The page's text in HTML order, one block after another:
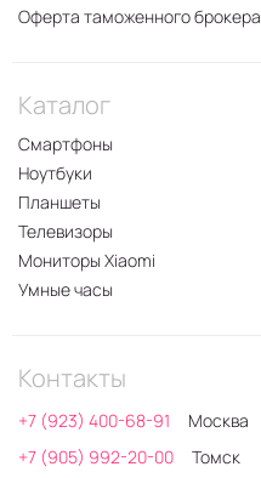
Оферта таможенного брокера
Каталог
Смартфоны
Ноутбуки
Планшеты
Телевизоры
Мониторы Xiaomi
Умные часы
Контакты
+7 (923) 400-68-91
Москва
+7 (905) 992-20-00
Томск